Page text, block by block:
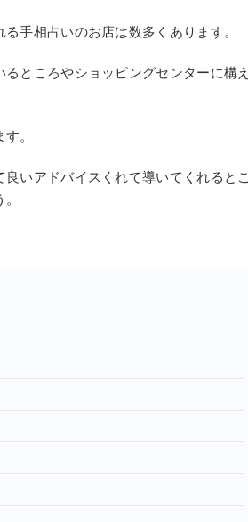
手相占いのお店は数多くあります。
ところやショッピングセンターに構え
。
いアドバイスくれて導いてくれるとこ